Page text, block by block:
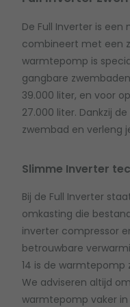
De Full Inverter is
combineert met een
warmtepomp is
gangbare
39.000 liter, en voor
27.000 liter. Dankzij
zwembad en verleng
Slimme Inverter
Bij de Full Inverter
omkasting die
inverter compressor
betrouwbare
14 is de
We adviseren altijd
warmtepomp vaker in